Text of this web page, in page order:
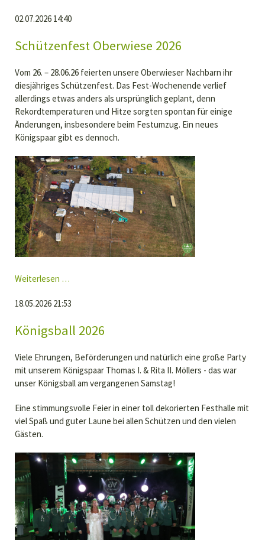
Horneburg
02.07.2026 14:40
Schützenfest Oberwiese 2026
Vom 26. – 28.06.26 feierten unsere Oberwieser Nachbarn ihr
diesjähriges Schützenfest. Das Fest-Wochenende verlief
allerdings etwas anders als ursprünglich geplant, denn
Rekordtemperaturen und Hitze sorgten spontan für einige
Änderungen, insbesondere beim Festumzug. Ein neues
Königspaar gibt es dennoch.
Weiterlesen …Schützenfest
2026
18.05.2026 21:53
Königsball 2026
Viele Ehrungen, Beförderungen und natürlich eine große Party
mit unserem Königspaar Thomas I. & Rita II. Möllers - das war
unser Königsball am vergangenen Samstag!
Eine stimmungsvolle Feier in einer toll dekorierten Festhalle mit
viel Spaß und guter Laune bei allen Schützen und den vielen
Gästen.